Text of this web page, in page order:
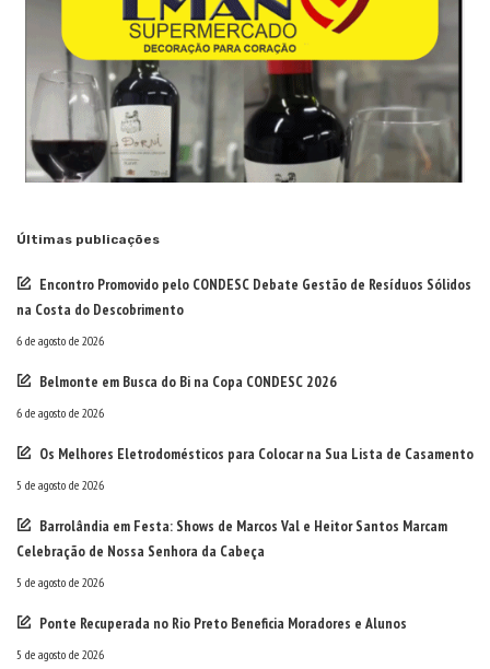
Últimas publicações
Encontro Promovido pelo CONDESC Debate Gestão de Resíduos Sólidos
na Costa do Descobrimento
6 de agosto de 2026
Belmonte em Busca do Bi na Copa CONDESC 2026
6 de agosto de 2026
Os Melhores Eletrodomésticos para Colocar na Sua Lista de Casamento
5 de agosto de 2026
Barrolândia em Festa: Shows de Marcos Val e Heitor Santos Marcam
Celebração de Nossa Senhora da Cabeça
5 de agosto de 2026
Ponte Recuperada no Rio Preto Beneficia Moradores e Alunos
5 de agosto de 2026